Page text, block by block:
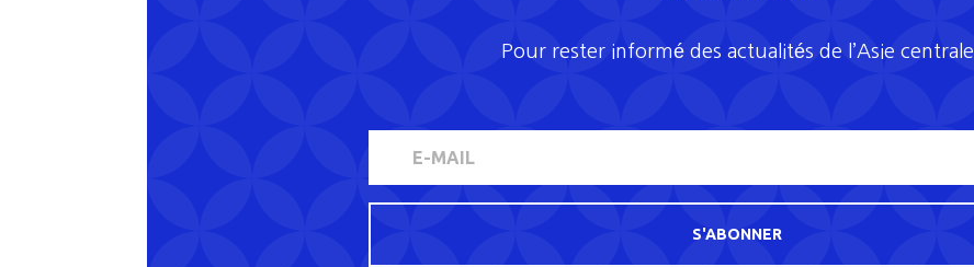
Pour rester informé des actualités de l’Asie centrale
S'ABONNER